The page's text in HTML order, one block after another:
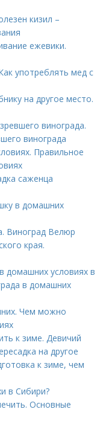
кизил –
ежевики.
употреблять мед с
на другое место.
винограда.
винограда
Правильное
саженца
в домашних
Виноград Велюр
края.
домашних условиях в
в домашних
Чем можно
к зиме. Девичий
на другое
к зиме, чем
в Сибири?
Основные